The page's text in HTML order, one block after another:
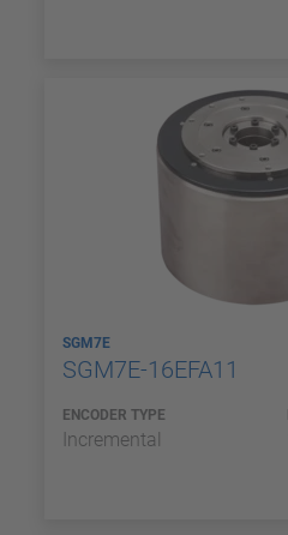
SGM7E
SGM7E-16EFA11
ENCODER TYPE
Incremental